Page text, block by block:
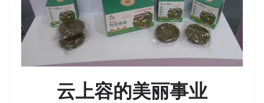
云上容的美丽事业